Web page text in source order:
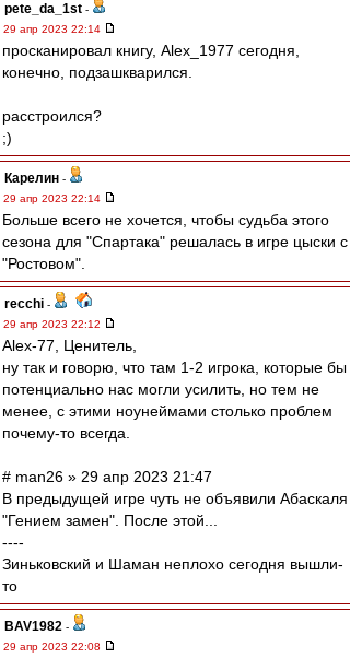
pete_da_1st -
29 апр 2023 22:14
просканировал книгу, Alex_1977 сегодня,
конечно, подзашкварился.
расстроился?
;)
Карелин -
29 апр 2023 22:14
Больше всего не хочется, чтобы судьба этого
сезона для "Спартака" решалась в игре цыски с
"Ростовом".
recchi -
29 апр 2023 22:12
Alex-77, Ценитель,
ну так и говорю, что там 1-2 игрока, которые бы
потенциально нас могли усилить, но тем не
менее, с этими ноунеймами столько проблем
почему-то всегда.
# man26 » 29 апр 2023 21:47
В предыдущей игре чуть не объявили Абаскаля
"Гением замен". После этой...
----
Зиньковский и Шаман неплохо сегодня вышли-
то
BAV1982 -
29 апр 2023 22:08